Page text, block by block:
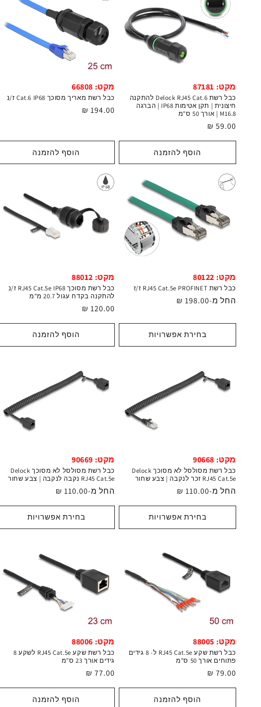
מקט: 87181
כבל רשת Delock RJ45 Cat.6 להתקנה
חיצונית | תקן אטימות IP68 | הברגה
M16.8 | אורך 50 ס"מ
מחיר
רגיל
59.00 ₪
הוסף להזמנה
מקט: 66808
כבל רשת מאריך מסוכך Cat.6 IP68 ז/נ
מחיר
194.00 ₪
הוסף להזמנה
מקט: 80122
כבל רשת RJ45 Cat.5e PROFINET ז/ז
מחיר
החל מ-198.00 ₪
בחירת אפשרויות
מקט: 88012
כבל רשת מסוכך RJ45 Cat.5e IP68 ז/נ
להתקנה בקדח עגול 20.7 מ"מ
מחיר
120.00 ₪
הוסף להזמנה
מקט: 90668
כבל רשת מסולסל לא מסוכך Delock
RJ45 Cat.5e זכר לנקבה | צבע שחור
מחיר
החל מ-110.00 ₪
בחירת אפשרויות
מקט: 90669
כבל רשת מסולסל לא מסוכך Delock
RJ45 Cat.5e נקבה לנקבה | צבע שחור
מחיר
החל מ-110.00 ₪
בחירת אפשרויות
מקט: 88005
כבל רשת שקע RJ45 Cat.5e ל- 8 גידים
פתוחים אורך 50 ס"מ
מחיר
רגיל
79.00 ₪
הוסף להזמנה
מקט: 88006
כבל רשת שקע RJ45 Cat.5e לשקע 8
גידים אורך 23 ס"מ
מחיר
רגיל
77.00 ₪
הוסף להזמנה